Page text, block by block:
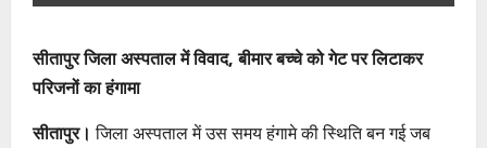
सीतापुर जिला अस्पताल में विवाद, बीमार बच्चे को गेट पर लिटाकर
परिजनों का हंगामा
सीतापुर। जिला अस्पताल में उस समय हंगामे की स्थिति बन गई जब